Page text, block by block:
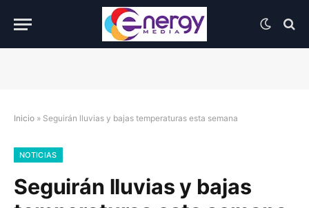
Inicio » Seguirán lluvias y bajas temperaturas esta semana
NOTICIAS
Seguirán lluvias y bajas